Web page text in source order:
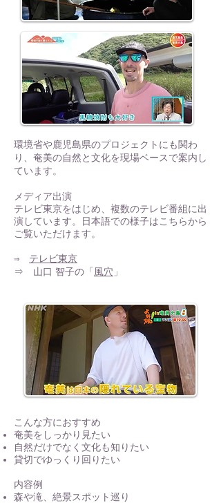
環境省や鹿児島県のプロジェクトにも関わ
り、奄美の自然と文化を現場ベースで案内し
ています。
メディア出演
テレビ東京をはじめ、複数のテレビ番組に出
演しています。日本語での様子はこちらから
ご覧いただけます。
⇒ テレビ東京
⇒ 山口 智子の「 風穴 」
こんな方におすすめ
奄美をしっかり見たい
自然だけでなく文化も知りたい
貸切でゆっくり回りたい
内容例
森や滝、絶景スポット巡り